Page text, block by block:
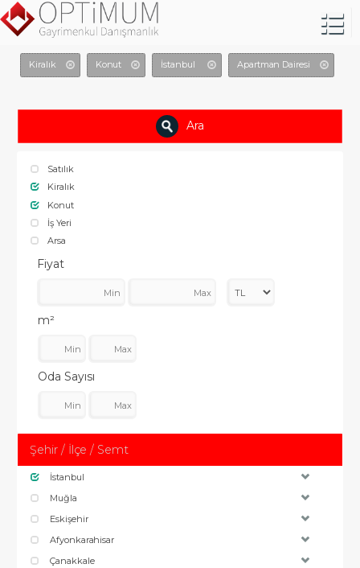
Kiralık Konut İstanbul Apartman Dairesi
Ara
Satılık
Kiralık
Konut
İş Yeri
Arsa
Fiyat
m²
Oda Sayısı
Şehir / İlçe / Semt
İstanbul
Muğla
Eskişehir
Afyonkarahisar
Çanakkale